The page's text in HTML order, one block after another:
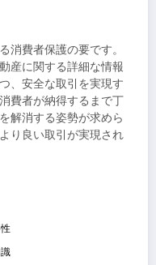
消費者保護の要です。
産に関する詳細な情報
、安全な取引を実現す
費者が納得するまで丁
解消する姿勢が求めら
り良い取引が実現され